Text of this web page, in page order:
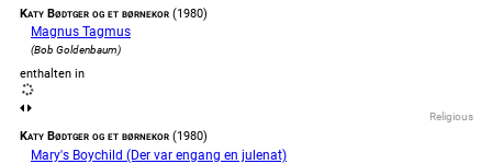
Katy Bødtger og et børnekor (1980)
Magnus Tagmus
(Bob Goldenbaum)
enthalten in
Religious
Katy Bødtger og et børnekor (1980)
Mary's Boychild (Der var engang en julenat)